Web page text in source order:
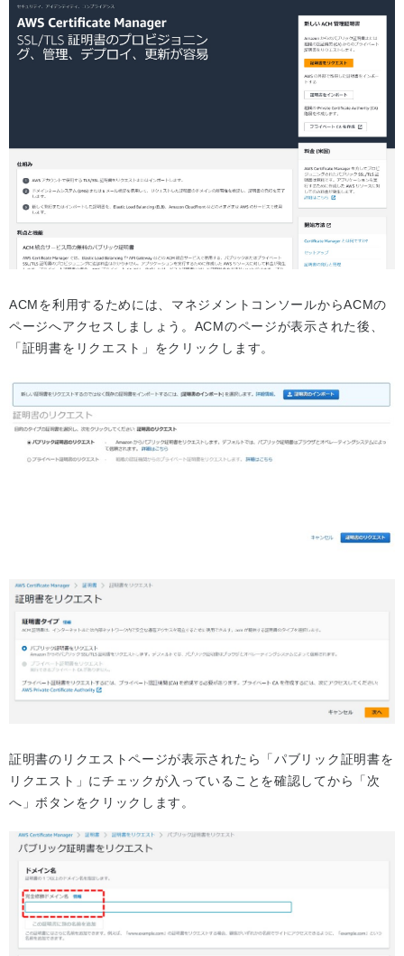
ACMを利用するためには、マネジメントコンソールからACMの
ページへアクセスしましょう。ACMのページが表示された後、
「証明書をリクエスト」をクリックします。
証明書のリクエストページが表示されたら「パブリック証明書を
リクエスト」にチェックが入っていることを確認してから「次
へ」ボタンをクリックします。